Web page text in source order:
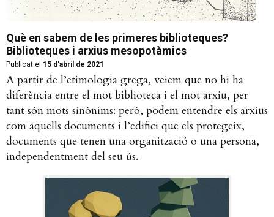
Què en sabem de les primeres biblioteques?
Biblioteques i arxius mesopotàmics
Publicat el 15 d'abril de 2021
A partir de l’etimologia grega, veiem que no hi ha
diferència entre el mot biblioteca i el mot arxiu, per
tant són mots sinònims: però, podem entendre els arxius
com aquells documents i l’edifici que els protegeix,
documents que tenen una organització o una persona,
independentment del seu ús.